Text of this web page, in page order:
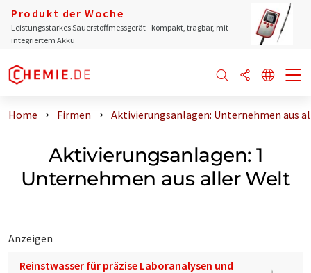
Produkt der Woche
Leistungsstarkes Sauerstoffmessgerät - kompakt, tragbar, mit
integriertem Akku
Home Firmen Aktivierungsanlagen: Unternehmen aus
Aktivierungsanlagen: 1
Unternehmen aus aller Welt
Anzeigen
Reinstwasser für präzise Laboranalysen und